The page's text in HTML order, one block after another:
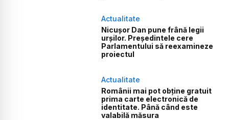
Actualitate
Nicușor Dan pune frână legii
urșilor. Președintele cere
Parlamentului să reexamineze
proiectul
Actualitate
Românii mai pot obține gratuit
prima carte electronică de
identitate. Până când este
valabilă măsura